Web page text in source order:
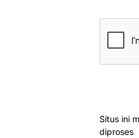
Situs ini
diproses